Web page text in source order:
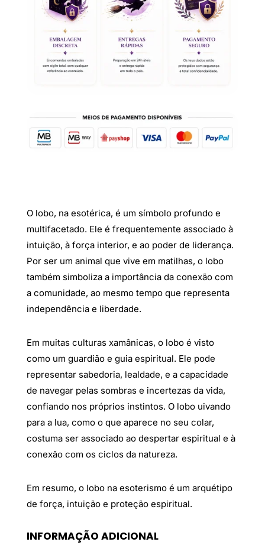
Lobo
O lobo, na esotérica, é um símbolo profundo e
multifacetado. Ele é frequentemente associado à
intuição, à força interior, e ao poder de liderança.
Por ser um animal que vive em matilhas, o lobo
também simboliza a importância da conexão com
a comunidade, ao mesmo tempo que representa
independência e liberdade.
Em muitas culturas xamânicas, o lobo é visto
como um guardião e guia espiritual. Ele pode
representar sabedoria, lealdade, e a capacidade
de navegar pelas sombras e incertezas da vida,
confiando nos próprios instintos. O lobo uivando
para a lua, como o que aparece no seu colar,
costuma ser associado ao despertar espiritual e à
conexão com os ciclos da natureza.
Em resumo, o lobo na esoterismo é um arquétipo
de força, intuição e proteção espiritual.
INFORMAÇÃO ADICIONAL